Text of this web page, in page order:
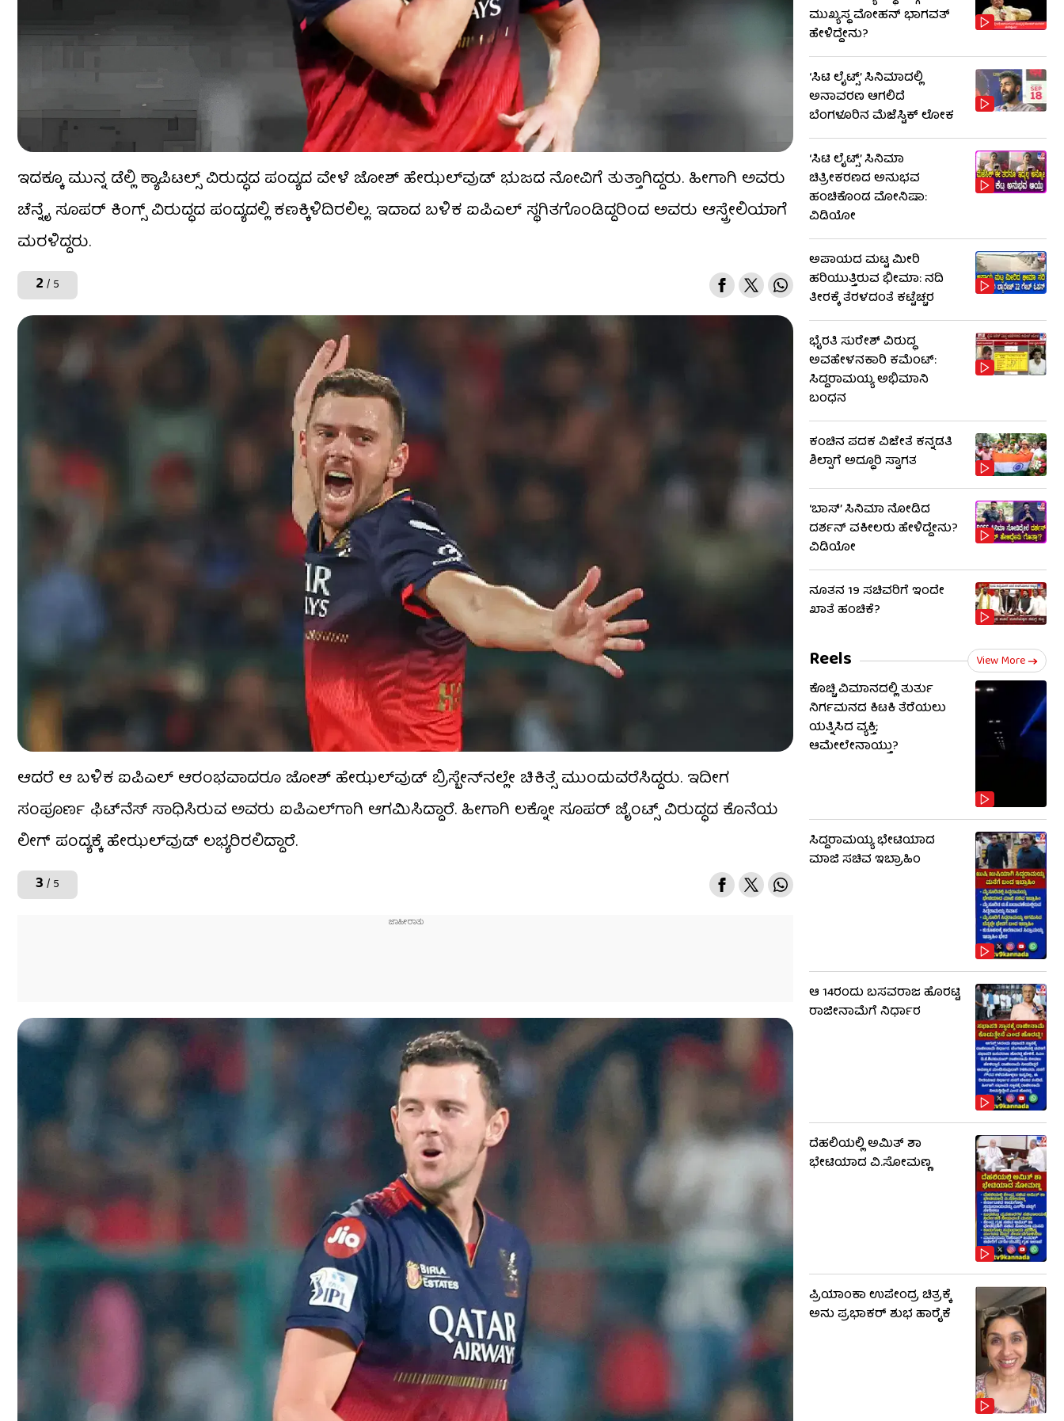
ಇದಕ್ಕೂ ಮುನ್ನ ಡೆಲ್ಲಿ ಕ್ಯಾಪಿಟಲ್ಸ್ ವಿರುದ್ಧದ ಪಂದ್ಯದ ವೇಳೆ ಜೋಶ್ ಹೇಝಲ್​ವುಡ್ ಭುಜದ ನೋವಿಗೆ ತುತ್ತಾಗಿದ್ದರು. ಹೀಗಾಗಿ ಅವರು
ಚೆನ್ನೈ ಸೂಪರ್ ಕಿಂಗ್ಸ್ ವಿರುದ್ಧದ ಪಂದ್ಯದಲ್ಲಿ ಕಣಕ್ಕಿಳಿದಿರಲಿಲ್ಲ. ಇದಾದ ಬಳಿಕ ಐಪಿಎಲ್ ಸ್ಥಗಿತಗೊಂಡಿದ್ದರಿಂದ ಅವರು ಆಸ್ಟ್ರೇಲಿಯಾಗೆ
ಮರಳಿದ್ದರು.
2 / 5
ಆದರೆ ಆ ಬಳಿಕ ಐಪಿಎಲ್ ಆರಂಭವಾದರೂ ಜೋಶ್ ಹೇಝಲ್​ವುಡ್ ಬ್ರಿಸ್ಬೇನ್​ನಲ್ಲೇ ಚಿಕಿತ್ಸೆ ಮುಂದುವರೆಸಿದ್ದರು. ಇದೀಗ
ಸಂಪೂರ್ಣ ಫಿಟ್​ನೆಸ್ ಸಾಧಿಸಿರುವ ಅವರು ಐಪಿಎಲ್​ಗಾಗಿ ಆಗಮಿಸಿದ್ದಾರೆ. ಹೀಗಾಗಿ ಲಕ್ನೋ ಸೂಪರ್ ಜೈಂಟ್ಸ್ ವಿರುದ್ಧದ ಕೊನೆಯ
ಲೀಗ್​ ಪಂದ್ಯಕ್ಕೆ ಹೇಝಲ್​ವುಡ್ ಲಭ್ಯರಿರಲಿದ್ದಾರೆ.
3 / 5
ಮುಖ್ಯಸ್ಥ ಮೋಹನ್ ಭಾಗವತ್
ಹೇಳಿದ್ದೇನು?
‘ಸಿಟಿ ಲೈಟ್ಸ್’ ಸಿನಿಮಾದಲ್ಲಿ
ಅನಾವರಣ ಆಗಲಿದೆ
ಬೆಂಗಳೂರಿನ ಮೆಜೆಸ್ಟಿಕ್ ಲೋಕ
‘ಸಿಟಿ ಲೈಟ್ಸ್’ ಸಿನಿಮಾ
ಚಿತ್ರೀಕರಣದ ಅನುಭವ
ಹಂಚಿಕೊಂಡ ಮೋನಿಷಾ:
ವಿಡಿಯೋ
ಅಪಾಯದ ಮಟ್ಟ ಮೀರಿ
ಹರಿಯುತ್ತಿರುವ ಭೀಮಾ: ನದಿ
ತೀರಕ್ಕೆ ತೆರಳದಂತೆ ಕಟ್ಟೆಚ್ಚರ
ಭೈರತಿ ಸುರೇಶ್ ವಿರುದ್ಧ
ಅವಹೇಳನಕಾರಿ ಕಮೆಂಟ್:
ಸಿದ್ದರಾಮಯ್ಯ ಅಭಿಮಾನಿ
ಬಂಧನ
ಕಂಚಿನ ಪದಕ ವಿಜೇತೆ ಕನ್ನಡತಿ
ಶಿಲ್ಪಾಗೆ ಅದ್ಧೂರಿ ಸ್ವಾಗತ
‘ಬಾಸ್’ ಸಿನಿಮಾ ನೋಡಿದ
ದರ್ಶನ್ ವಕೀಲರು ಹೇಳಿದ್ದೇನು?
ವಿಡಿಯೋ
ನೂತನ 19 ಸಚಿವರಿಗೆ ಇಂದೇ
ಖಾತೆ ಹಂಚಿಕೆ?
Reels View More
ಕೊಚ್ಚಿ ವಿಮಾನದಲ್ಲಿ ತುರ್ತು
ನಿರ್ಗಮನದ ಕಿಟಕಿ ತೆರೆಯಲು
ಯತ್ನಿಸಿದ ವ್ಯಕ್ತಿ;
ಆಮೇಲೇನಾಯ್ತು?
ಸಿದ್ದರಾಮಯ್ಯ ಭೇಟಿಯಾದ
ಮಾಜಿ ಸಚಿವ ಇಬ್ರಾಹಿಂ
ಆ 14ರಂದು ಬಸವರಾಜ ಹೊರಟ್ಟಿ
ರಾಜೀನಾಮೆಗೆ ನಿರ್ಧಾರ
ದೆಹಲಿಯಲ್ಲಿ ಅಮಿತ್ ಶಾ
ಭೇಟಿಯಾದ ವಿ.ಸೋಮಣ್ಣ
ಪ್ರಿಯಾಂಕಾ ಉಪೇಂದ್ರ ಚಿತ್ರಕ್ಕೆ
ಅನು ಪ್ರಭಾಕರ್ ಶುಭ ಹಾರೈಕೆ